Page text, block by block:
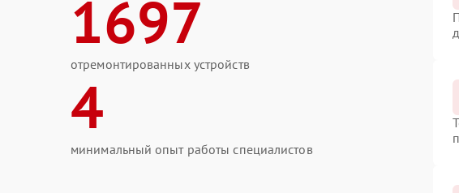
1697
отремонтированных устройств
4
минимальный опыт работы специалистов